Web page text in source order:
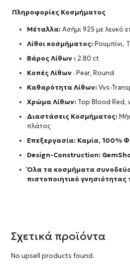
Πληροφορίες Κοσμήματος
Μέταλλα: Ασήμι 925 με λευκό
Λίθοι κοσμήματος: Ρουμπίνι,
Βάρος Λίθων : 2.80 ct
Κοπές Λίθων : Pear, Round
Καθαρότητα Λίθων: Vvs-
Χρώμα Λίθων: Top Blood Red,
Διαστάσεις Κοσμήματος:
πλάτος
Επεξεργασία: Καμία, 100%
Design-Construction:
Όλα τα κοσμήματα
πιστοποιητικό γνησιότητας
Σχετικά προϊόντα
No upsell products found.